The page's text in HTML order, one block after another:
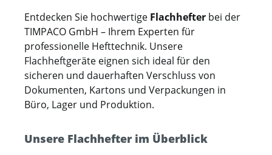
Entdecken Sie hochwertige Flachhefter bei der
TIMPACO GmbH – Ihrem Experten für
professionelle Hefttechnik. Unsere
Flachheftgeräte eignen sich ideal für den
sicheren und dauerhaften Verschluss von
Dokumenten, Kartons und Verpackungen in
Büro, Lager und Produktion.
Unsere Flachhefter im Überblick